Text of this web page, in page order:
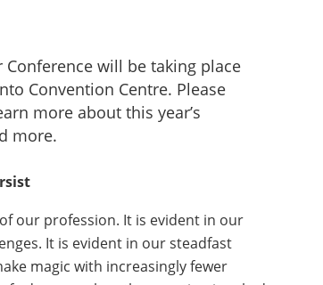
will be taking place
Convention Centre. Please
more about this year’s
more.
our profession. It is evident in our
It is evident in our steadfast
magic with increasingly fewer